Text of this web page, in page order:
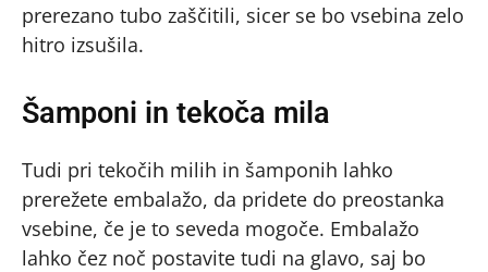
prerezano tubo zaščitili, sicer se bo vsebina zelo
hitro izsušila.
Šamponi in tekoča mila
Tudi pri tekočih milih in šamponih lahko
prerežete embalažo, da pridete do preostanka
vsebine, če je to seveda mogoče. Embalažo
lahko čez noč postavite tudi na glavo, saj bo